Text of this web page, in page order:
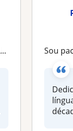
Sou paciente, atencioso